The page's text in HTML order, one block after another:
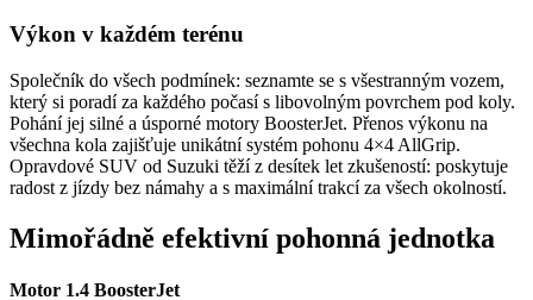
Výkon v každém terénu
Společník do všech podmínek: seznamte se s všestranným vozem,
který si poradí za každého počasí s libovolným povrchem pod koly.
Pohání jej silné a úsporné motory BoosterJet. Přenos výkonu na
všechna kola zajišťuje unikátní systém pohonu 4×4 AllGrip.
Opravdové SUV od Suzuki těží z desítek let zkušeností: poskytuje
radost z jízdy bez námahy a s maximální trakcí za všech okolností.
Mimořádně efektivní pohonná jednotka
Motor 1.4 BoosterJet